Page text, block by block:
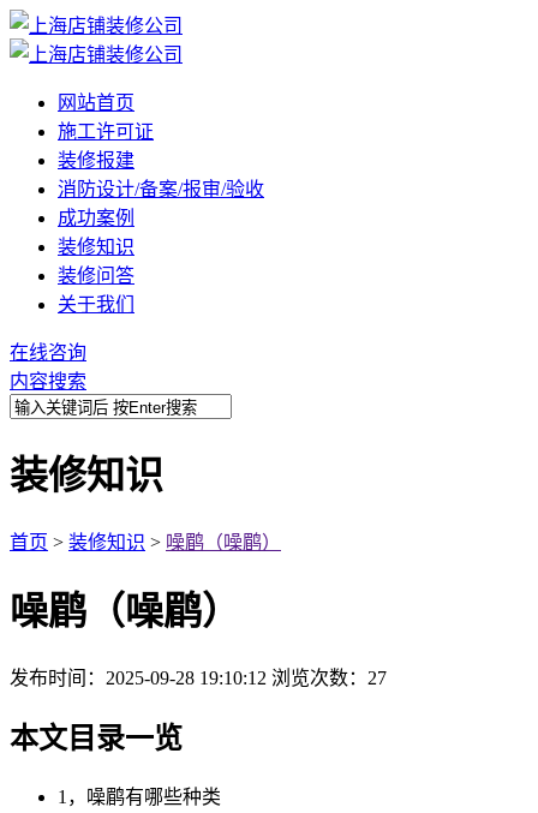
网站首页
施工许可证
装修报建
消防设计/备案/报审/验收
成功案例
装修知识
装修问答
关于我们
在线咨询
内容搜索
装修知识
首页 > 装修知识 > 噪鹛（噪鹛）
噪鹛（噪鹛）
发布时间：2025-09-28 19:10:12 浏览次数： 27
本文目录一览
1，噪鹛有哪些种类